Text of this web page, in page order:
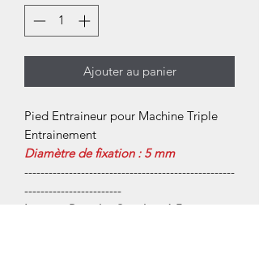
Ajouter au panier
Pied Entraineur pour Machine Triple
Entrainement
Diamètre de fixation : 5 mm
----------------------------------------------------
------------------------
Largeur Branche Gauche : 1,5 mm